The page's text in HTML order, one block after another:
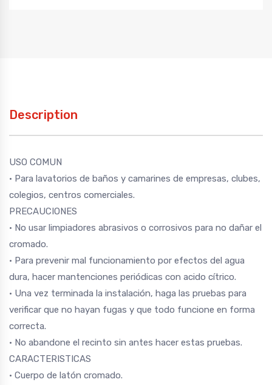
Description
USO COMUN
• Para lavatorios de baños y camarines de empresas, clubes,
colegios, centros comerciales.
PRECAUCIONES
• No usar limpiadores abrasivos o corrosivos para no dañar el
cromado.
• Para prevenir mal funcionamiento por efectos del agua
dura, hacer mantenciones periódicas con acido cítrico.
• Una vez terminada la instalación, haga las pruebas para
verificar que no hayan fugas y que todo funcione en forma
correcta.
• No abandone el recinto sin antes hacer estas pruebas.
CARACTERISTICAS
• Cuerpo de latón cromado.